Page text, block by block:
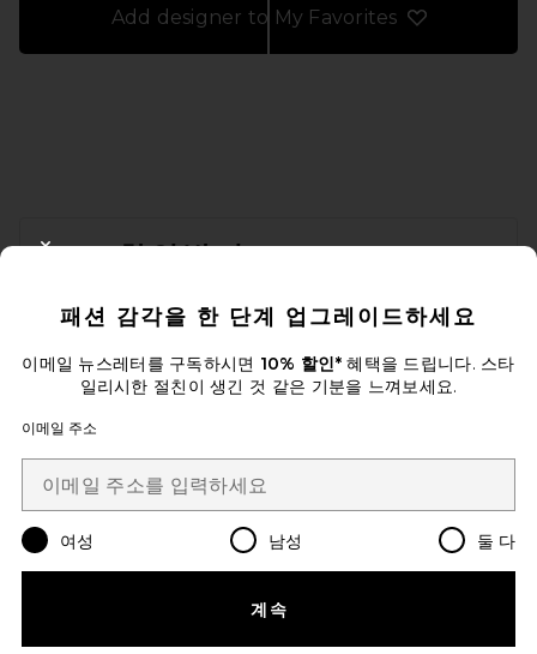
Add designer to My Favorites
10% 할인받기
부 가능합니다.개인 정보 정책
Email Address
Sign Up
Change Country Regions
ko USD
개선에 도움을 주세요!
오늘 방문에 대한 설문 조사를 해주세요Let's Go!
패션 감각을 한 단계 업그레이드하세요
이메일 뉴스레터를 구독하시면 10% 할인*혜택을 드립니다. 스타
일리시한 절친이 생긴 것 같은 기분을 느껴보세요.
이메일 주소
여성 남성 둘 다
계속